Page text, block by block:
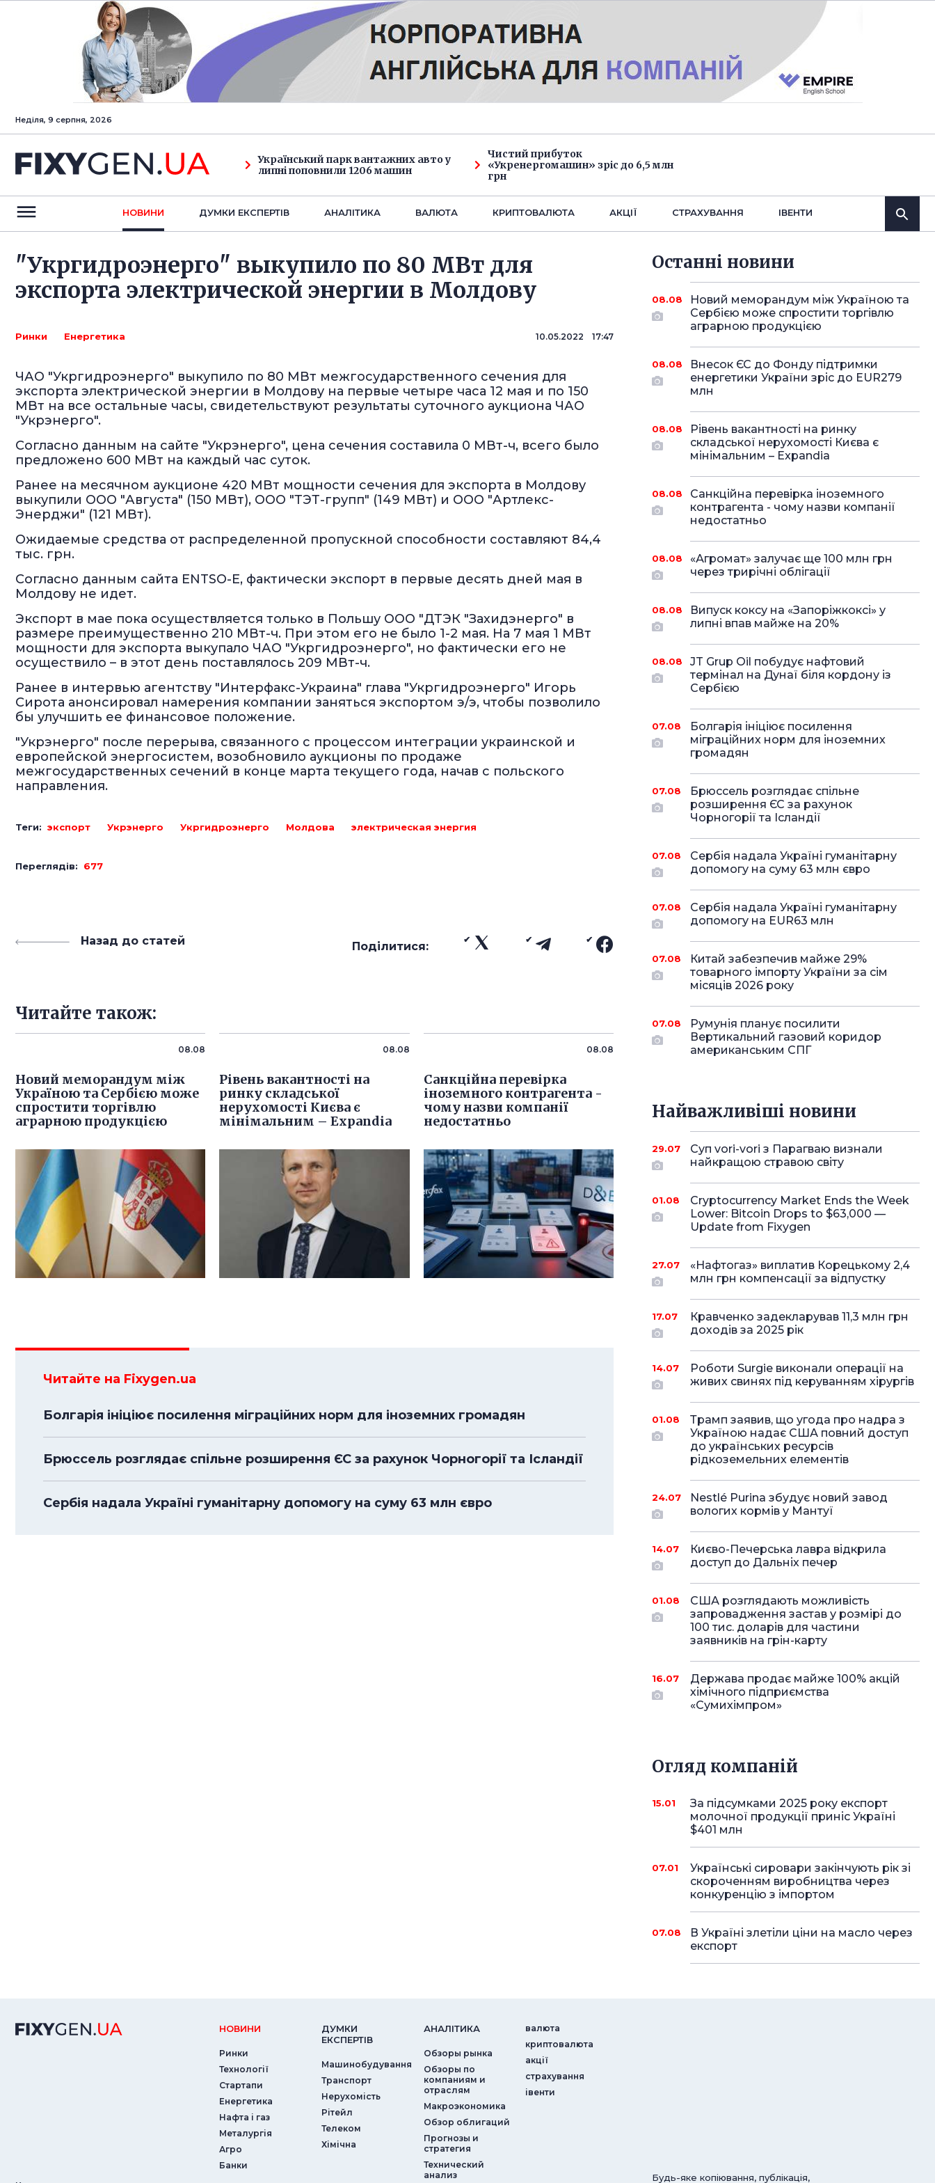
Неділя, 9 серпня, 2026
Український парк вантажних авто у
липні поповнили 1206 машин
Чистий прибуток
«Укренергомашин» зріс до 6,5 млн
грн
НОВИНИ ДУМКИ ЕКСПЕРТIВ АНАЛIТИКА ВАЛЮТА КРИПТОВАЛЮТА АКЦІЇ СТРАХУВАННЯ IВЕНТИ
"Укргидроэнерго" выкупило по 80 МВт для
экспорта электрической энергии в Молдову
Ринки Енергетика 10.05.2022 17:47
ЧАО "Укргидроэнерго" выкупило по 80 МВт межгосударственного сечения для
экспорта электрической энергии в Молдову на первые четыре часа 12 мая и по 150
МВт на все остальные часы, свидетельствуют результаты суточного аукциона ЧАО
"Укрэнерго".
Согласно данным на сайте "Укрэнерго", цена сечения составила 0 МВт-ч, всего было
предложено 600 МВт на каждый час суток.
Ранее на месячном аукционе 420 МВт мощности сечения для экспорта в Молдову
выкупили ООО "Августа" (150 МВт), ООО "ТЭТ-групп" (149 МВт) и ООО "Артлекс-
Энерджи" (121 МВт).
Ожидаемые средства от распределенной пропускной способности составляют 84,4
тыс. грн.
Согласно данным сайта ENTSO-E, фактически экспорт в первые десять дней мая в
Молдову не идет.
Экспорт в мае пока осуществляется только в Польшу ООО "ДТЭК "Захидэнерго" в
размере преимущественно 210 МВт-ч. При этом его не было 1-2 мая. На 7 мая 1 МВт
мощности для экспорта выкупало ЧАО "Укргидроэнерго", но фактически его не
осуществило – в этот день поставлялось 209 МВт-ч.
Ранее в интервью агентству "Интерфакс-Украина" глава "Укргидроэнерго" Игорь
Сирота анонсировал намерения компании заняться экспортом э/э, чтобы позволило
бы улучшить ее финансовое положение.
"Укрэнерго" после перерыва, связанного с процессом интеграции украинской и
европейской энергосистем, возобновило аукционы по продаже
межгосударственных сечений в конце марта текущего года, начав с польского
направления.
Теги: экспорт Укрэнерго Укргидроэнерго Молдова электрическая энергия
Переглядів: 677
Назад до статей Поділитися:
Читайте також:
08.08
Новий меморандум між
Україною та Сербією може
спростити торгівлю
аграрною продукцією
08.08
Рівень вакантності на
ринку складської
нерухомості Києва є
мінімальним – Expandia
08.08
Санкційна перевірка
іноземного контрагента -
чому назви компанії
недостатньо
Читайте на Fixygen.ua
Болгарія ініціює посилення міграційних норм для іноземних громадян
Брюссель розглядає спільне розширення ЄС за рахунок Чорногорії та Ісландії
Сербія надала Україні гуманітарну допомогу на суму 63 млн євро
Останнi новини
08.08
Новий меморандум між Україною та
Сербією може спростити торгівлю
аграрною продукцією
08.08
Внесок ЄС до Фонду підтримки
енергетики України зріс до EUR279
млн
08.08
Рівень вакантності на ринку
складської нерухомості Києва є
мінімальним – Expandia
08.08
Санкційна перевірка іноземного
контрагента - чому назви компанії
недостатньо
08.08
«Агромат» залучає ще 100 млн грн
через трирічні облігації
08.08
Випуск коксу на «Запоріжкоксі» у
липні впав майже на 20%
08.08
JT Grup Oil побудує нафтовий
термінал на Дунаї біля кордону із
Сербією
07.08
Болгарія ініціює посилення
міграційних норм для іноземних
громадян
07.08
Брюссель розглядає спільне
розширення ЄС за рахунок
Чорногорії та Ісландії
07.08
Сербія надала Україні гуманітарну
допомогу на суму 63 млн євро
07.08
Сербія надала Україні гуманітарну
допомогу на EUR63 млн
07.08
Китай забезпечив майже 29%
товарного імпорту України за сім
місяців 2026 року
07.08
Румунія планує посилити
Вертикальний газовий коридор
американським СПГ
Найважливіші новини
29.07
Суп vori-vori з Парагваю визнали
найкращою стравою світу
01.08
Cryptocurrency Market Ends the Week
Lower: Bitcoin Drops to $63,000 —
Update from Fixygen
27.07
«Нафтогаз» виплатив Корецькому 2,4
млн грн компенсації за відпустку
17.07
Кравченко задекларував 11,3 млн грн
доходів за 2025 рік
14.07
Роботи Surgie виконали операції на
живих свинях під керуванням хірургів
01.08
Трамп заявив, що угода про надра з
Україною надає США повний доступ
до українських ресурсів
рідкоземельних елементів
24.07
Nestlé Purina збудує новий завод
вологих кормів у Мантуї
14.07
Києво-Печерська лавра відкрила
доступ до Дальніх печер
01.08
США розглядають можливість
запровадження застав у розмірі до
100 тис. доларів для частини
заявників на грін-карту
16.07
Держава продає майже 100% акцій
хімічного підприємства
«Сумихімпром»
Огляд компаній
15.01
За підсумками 2025 року експорт
молочної продукції приніс Україні
$401 млн
07.01
Українські сировари закінчують рік зі
скороченням виробництва через
конкуренцію з імпортом
07.08
В Україні злетіли ціни на масло через
експорт
НОВИНИ
Ринки
Технології
Стартапи
Енергетика
Нафта і газ
Металургія
Агро
Банки
ДУМКИ
ЕКСПЕРТIВ
Машинобудування
Транспорт
Нерухомість
Рітейл
Телеком
Хімічна
АНАЛIТИКА
Обзоры рынка
Обзоры по
компаниям и
отраслям
Макроэкономика
Обзор облигаций
Прогнозы и
стратегия
Технический
анализ
валюта
криптовалюта
акції
страхування
iвенти
Будь-яке копіювання, публікація,